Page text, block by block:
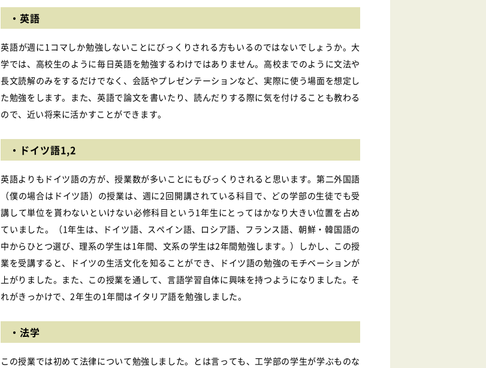
・英語
英語が週に1コマしか勉強しないことにびっくりされる方もいるのではないでしょうか。大
学では、高校生のように毎日英語を勉強するわけではありません。高校までのように文法や
長文読解のみをするだけでなく、会話やプレゼンテーションなど、実際に使う場面を想定し
た勉強をします。また、英語で論文を書いたり、読んだりする際に気を付けることも教わる
ので、近い将来に活かすことができます。
・ドイツ語1,2
英語よりもドイツ語の方が、授業数が多いことにもびっくりされると思います。第二外国語
（僕の場合はドイツ語）の授業は、週に2回開講されている科目で、どの学部の生徒でも受
講して単位を貰わないといけない必修科目という1年生にとってはかなり大きい位置を占め
ていました。（1年生は、ドイツ語、スペイン語、ロシア語、フランス語、朝鮮・韓国語の
中からひとつ選び、理系の学生は1年間、文系の学生は2年間勉強します。）しかし、この授
業を受講すると、ドイツの生活文化を知ることができ、ドイツ語の勉強のモチベーションが
上がりました。また、この授業を通して、言語学習自体に興味を持つようになりました。そ
れがきっかけで、2年生の1年間はイタリア語を勉強しました。
・法学
この授業では初めて法律について勉強しました。とは言っても、工学部の学生が学ぶものな